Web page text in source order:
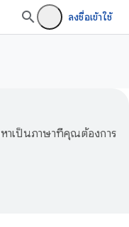
ลงชื่อเข้าใช้
าเป็นภาษาที่คุณต้องการ